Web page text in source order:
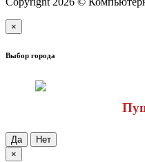
×
Выбор города
Да
Нет
×